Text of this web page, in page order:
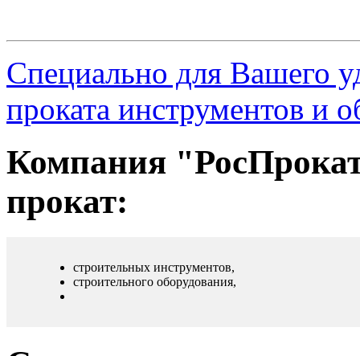
Специально для Вашего
проката инструментов и
Компания
прокат:
строительных инструментов,
строительного оборудования,